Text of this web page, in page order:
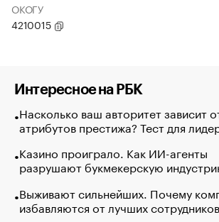
ОКОГУ
4210015
Интересное на РБК
Насколько ваш авторитет зависит
атрибутов престижа? Тест для
Казино проиграло. Как ИИ-агенты
разрушают букмекерскую
Выживают сильнейших. Почему
избавляются от лучших сотрудников